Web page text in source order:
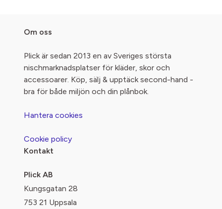
Om oss
Plick är sedan 2013 en av Sveriges största
nischmarknadsplatser för kläder, skor och
accessoarer. Köp, sälj & upptäck second-hand -
bra för både miljön och din plånbok.
Hantera cookies
Cookie policy
Kontakt
Plick AB
Kungsgatan 28
753 21 Uppsala